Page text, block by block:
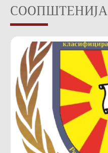
СООПШТЕНИЈА